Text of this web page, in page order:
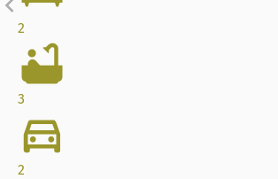
2
3
2